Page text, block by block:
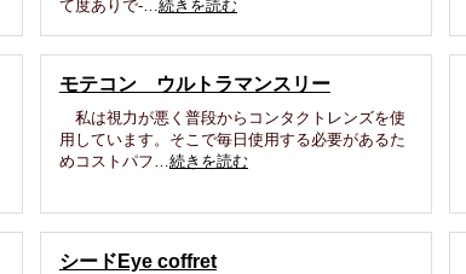
て度ありで-…続きを読む
モテコン ウルトラマンスリー
私は視力が悪く普段からコンタクトレンズを使
用しています。そこで毎日使用する必要があるた
めコストパフ…続きを読む
シードEye coffret